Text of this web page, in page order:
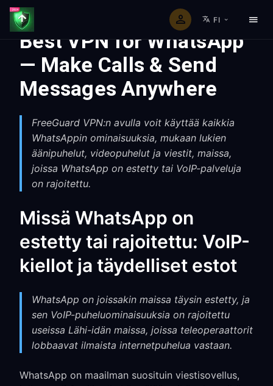
FI
Best VPN for WhatsApp
— Make Calls & Send
Messages Anywhere
FreeGuard VPN:n avulla voit käyttää kaikkia
WhatsAppin ominaisuuksia, mukaan lukien
äänipuhelut, videopuhelut ja viestit, maissa,
joissa WhatsApp on estetty tai VoIP-palveluja
on rajoitettu.
Missä WhatsApp on
estetty tai rajoitettu: VoIP-
kiellot ja täydelliset estot
WhatsApp on joissakin maissa täysin estetty, ja
sen VoIP-puheluominaisuuksia on rajoitettu
useissa Lähi-idän maissa, joissa teleoperaattorit
lobbaavat ilmaista internetpuhelua vastaan.
WhatsApp on maailman suosituin viestisovellus,